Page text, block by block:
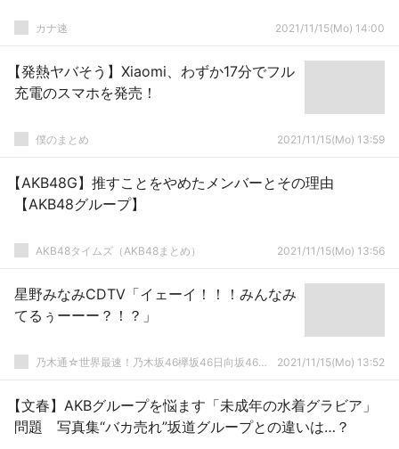
カナ速 2021/11/15(Mo) 14:00
【発熱ヤバそう】Xiaomi、わずか17分でフル
充電のスマホを発売！
僕のまとめ 2021/11/15(Mo) 13:59
【AKB48G】推すことをやめたメンバーとその理由
【AKB48グループ】
AKB48タイムズ（AKB48まとめ） 2021/11/15(Mo) 13:56
星野みなみCDTV「イェーイ！！！みんなみ
てるぅーーー？！？」
乃木通☆世界最速！乃木坂46欅坂46日向坂46速報まとめ 2021/11/15(Mo) 13:52
【文春】AKBグループを悩ます「未成年の水着グラビア」
問題 写真集“バカ売れ”坂道グループとの違いは…？